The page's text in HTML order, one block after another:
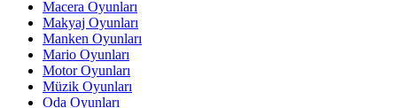
Macera Oyunları
Makyaj Oyunları
Manken Oyunları
Mario Oyunları
Motor Oyunları
Müzik Oyunları
Oda Oyunları